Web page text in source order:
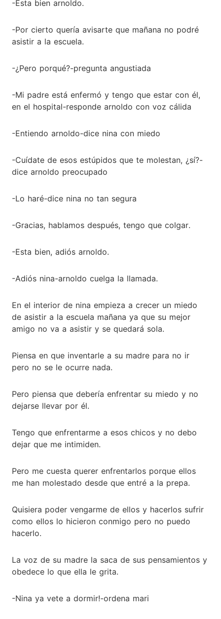
-Esta bien arnoldo.
-Por cierto quería avisarte que mañana no podré
asistir a la escuela.
-¿Pero porqué?-pregunta angustiada
-Mi padre está enfermó y tengo que estar con él,
en el hospital-responde arnoldo con voz cálida
-Entiendo arnoldo-dice nina con miedo
-Cuídate de esos estúpidos que te molestan, ¿sí?-
dice arnoldo preocupado
-Lo haré-dice nina no tan segura
-Gracias, hablamos después, tengo que colgar.
-Esta bien, adiós arnoldo.
-Adiós nina-arnoldo cuelga la llamada.
En el interior de nina empieza a crecer un miedo
de asistir a la escuela mañana ya que su mejor
amigo no va a asistir y se quedará sola.
Piensa en que inventarle a su madre para no ir
pero no se le ocurre nada.
Pero piensa que debería enfrentar su miedo y no
dejarse llevar por él.
Tengo que enfrentarme a esos chicos y no debo
dejar que me intimiden.
Pero me cuesta querer enfrentarlos porque ellos
me han molestado desde que entré a la prepa.
Quisiera poder vengarme de ellos y hacerlos sufrir
como ellos lo hicieron conmigo pero no puedo
hacerlo.
La voz de su madre la saca de sus pensamientos y
obedece lo que ella le grita.
-Nina ya vete a dormir!-ordena mari